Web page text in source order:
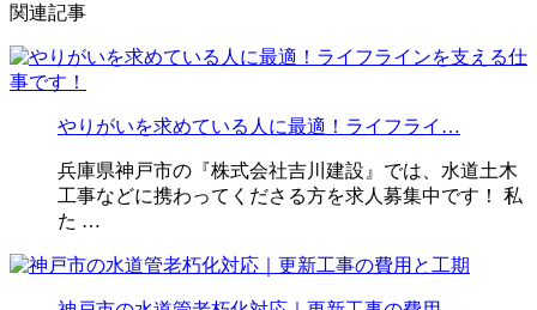
関連記事
やりがいを求めている人に最適！ライフライ…
兵庫県神戸市の『株式会社吉川建設』では、水道土木
工事などに携わってくださる方を求人募集中です！ 私
た …